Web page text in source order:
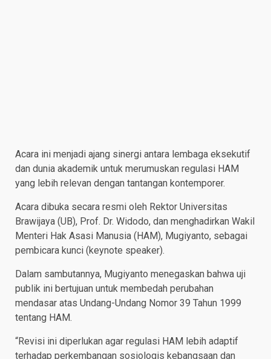
Acara ini menjadi ajang sinergi antara lembaga eksekutif
dan dunia akademik untuk merumuskan regulasi HAM
yang lebih relevan dengan tantangan kontemporer.
Acara dibuka secara resmi oleh Rektor Universitas
Brawijaya (UB), Prof. Dr. Widodo, dan menghadirkan Wakil
Menteri Hak Asasi Manusia (HAM), Mugiyanto, sebagai
pembicara kunci (keynote speaker).
Dalam sambutannya, Mugiyanto menegaskan bahwa uji
publik ini bertujuan untuk membedah perubahan
mendasar atas Undang-Undang Nomor 39 Tahun 1999
tentang HAM.
“Revisi ini diperlukan agar regulasi HAM lebih adaptif
terhadap perkembangan sosiologis kebangsaan dan